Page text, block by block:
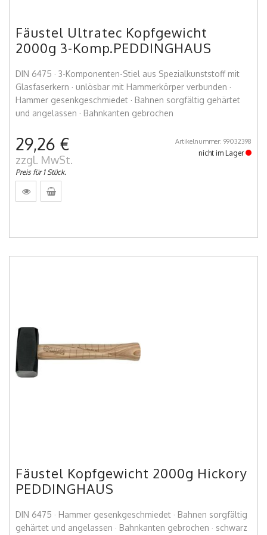
Fäustel Ultratec Kopfgewicht
2000g 3-Komp.PEDDINGHAUS
DIN 6475 · 3-Komponenten-Stiel aus Spezialkunststoff mit
Glasfaserkern · unlösbar mit Hammerkörper verbunden ·
Hammer gesenkgeschmiedet · Bahnen sorgfältig gehärtet
und angelassen · Bahnkanten gebrochen
29,26 €
zzgl. MwSt.
Preis für 1 Stück.
Artikelnummer: 99032398
nicht im Lager
Fäustel Kopfgewicht 2000g Hickory
PEDDINGHAUS
DIN 6475 · Hammer gesenkgeschmiedet · Bahnen sorgfältig
gehärtet und angelassen · Bahnkanten gebrochen · schwarz